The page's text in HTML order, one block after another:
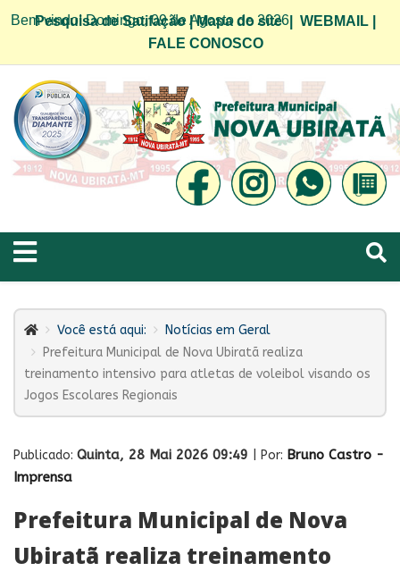
Bem vindo! Domingo, 09 de Agosto de 2026
Pesquisa de Satifação|Mapa do site| WEBMAIL
FALE CONOSCO
Você está aqui:
Notícias em Geral
Prefeitura Municipal de Nova Ubiratã realiza
treinamento intensivo para atletas de voleibol visando os
Jogos Escolares Regionais
Publicado: Quinta, 28 Mai 2026 09:49 | Por: Bruno Castro -
Imprensa
Prefeitura Municipal de Nova
Ubiratã realiza treinamento